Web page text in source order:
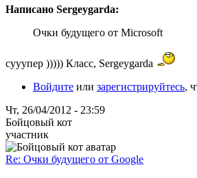
Написано Sergeygarda:
Очки будущего от Microsoft
сууупер ))))) Класс, Sergeygarda
Войдите или зарегистрируйтесь,
Чт, 26/04/2012 - 23:59
Бойцовый кот
участник
Re: Очки будущего от Google